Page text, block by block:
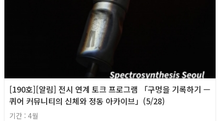
[190호][알림] 전시 연계 토크 프로그램 「구멍을 기록하기 —
퀴어 커뮤니티의 신체와 정동 아카이브」(5/28)
기간 : 4월